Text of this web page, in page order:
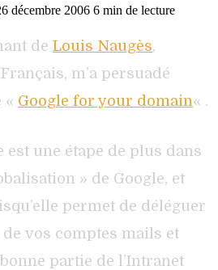
décembre 2006 6 min de lecture
de Louis Naugès,
m’a persuadé
« Google for your domain« .
est une étape de plus dans
» de Google, et
permet de déléguer
vos comptes mails et
partie de l’Intranet